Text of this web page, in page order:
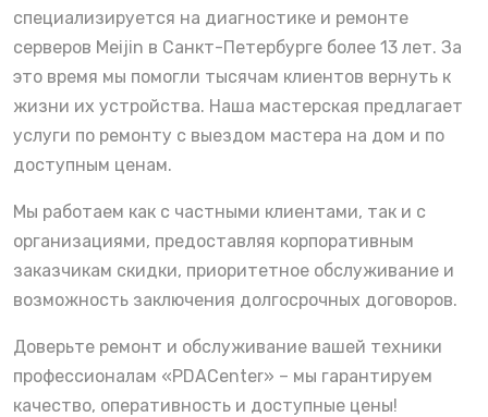
специализируется на диагностике и ремонте
серверов Meijin в Санкт-Петербурге более 13 лет. За
это время мы помогли тысячам клиентов вернуть к
жизни их устройства. Наша мастерская предлагает
услуги по ремонту с выездом мастера на дом и по
доступным ценам.
Мы работаем как с частными клиентами, так и с
организациями, предоставляя корпоративным
заказчикам скидки, приоритетное обслуживание и
возможность заключения долгосрочных договоров.
Доверьте ремонт и обслуживание вашей техники
профессионалам «PDACenter» – мы гарантируем
качество, оперативность и доступные цены!